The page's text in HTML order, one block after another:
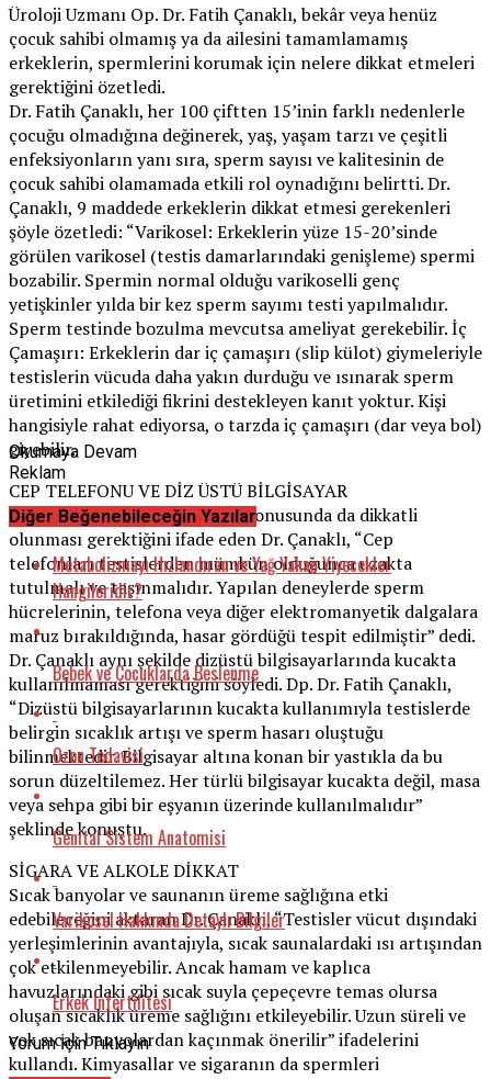
Üroloji Uzmanı Op. Dr. Fatih Çanaklı, bekâr veya henüz
çocuk sahibi olmamış ya da ailesini tamamlamamış
erkeklerin, spermlerini korumak için nelere dikkat etmeleri
gerektiğini özetledi.
Dr. Fatih Çanaklı, her 100 çiftten 15’inin farklı nedenlerle
çocuğu olmadığına değinerek, yaş, yaşam tarzı ve çeşitli
enfeksiyonların yanı sıra, sperm sayısı ve kalitesinin de
çocuk sahibi olamamada etkili rol oynadığını belirtti. Dr.
Çanaklı, 9 maddede erkeklerin dikkat etmesi gerekenleri
şöyle özetledi: “Varikosel: Erkeklerin yüze 15-20’sinde
görülen varikosel (testis damarlarındaki genişleme) spermi
bozabilir. Spermin normal olduğu varikoselli genç
yetişkinler yılda bir kez sperm sayımı testi yapılmalıdır.
Sperm testinde bozulma mevcutsa ameliyat gerekebilir. İç
Çamaşırı: Erkeklerin dar iç çamaşırı (slip külot) giymeleriyle
testislerin vücuda daha yakın durduğu ve ısınarak sperm
üretimini etkilediği fikrini destekleyen kanıt yoktur. Kişi
hangisiyle rahat ediyorsa, o tarzda iç çamaşırı (dar veya bol)
giyebilir.
CEP TELEFONU VE DİZ ÜSTÜ BİLGİSAYAR
Cep telefonu ve wi-fi cihazlar konusunda da dikkatli
olunması gerektiğini ifade eden Dr. Çanaklı, “Cep
telefonları testislerden mümkün olduğunca uzakta
tutulmalı ve taşınmalıdır. Yapılan deneylerde sperm
hücrelerinin, telefona veya diğer elektromanyetik dalgalara
maruz bırakıldığında, hasar gördüğü tespit edilmiştir” dedi.
Dr. Çanaklı aynı şekilde dizüstü bilgisayarlarında kucakta
kullanılmaması gerektiğini söyledi. Dp. Dr. Fatih Çanaklı,
“Dizüstü bilgisayarlarının kucakta kullanımıyla testislerde
belirgin sıcaklık artışı ve sperm hasarı oluştuğu
bilinmektedir. Bilgisayar altına konan bir yastıkla da bu
sorun düzeltilemez. Her türlü bilgisayar kucakta değil, masa
veya sehpa gibi bir eşyanın üzerinde kullanılmalıdır”
şeklinde konuştu.
SİGARA VE ALKOLE DİKKAT
Sıcak banyolar ve saunanın üreme sağlığına etki
edebileceğini aktaran Dr. Çanaklı, “Testisler vücut dışındaki
yerleşimlerinin avantajıyla, sıcak saunalardaki ısı artışından
çok etkilenmeyebilir. Ancak hamam ve kaplıca
havuzlarındaki gibi sıcak suyla çepeçevre temas olursa
oluşan sıcaklık üreme sağlığını etkileyebilir. Uzun süreli ve
çok sıcak banyolardan kaçınmak önerilir” ifadelerini
kullandı. Kimyasallar ve sigaranın da spermleri
Okumaya Devam
Reklam
Diğer Beğenebileceğin Yazılar
Metabolizmayı Hızlandıran ve Yağ Yakan Yiyecekler
Hangileridir?
Bebek ve Çocuklarda Beslenme
Ozon Tedavisi
Genital Sistem Anatomisi
Varikosel Hakkında Detaylı Bilgiler
Erkek İnfertilitesi
Yorum İçin Tıklayın